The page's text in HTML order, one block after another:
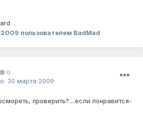
2009 пользователем BadMad
0
30 марта 2009
проверить?....если понравится-